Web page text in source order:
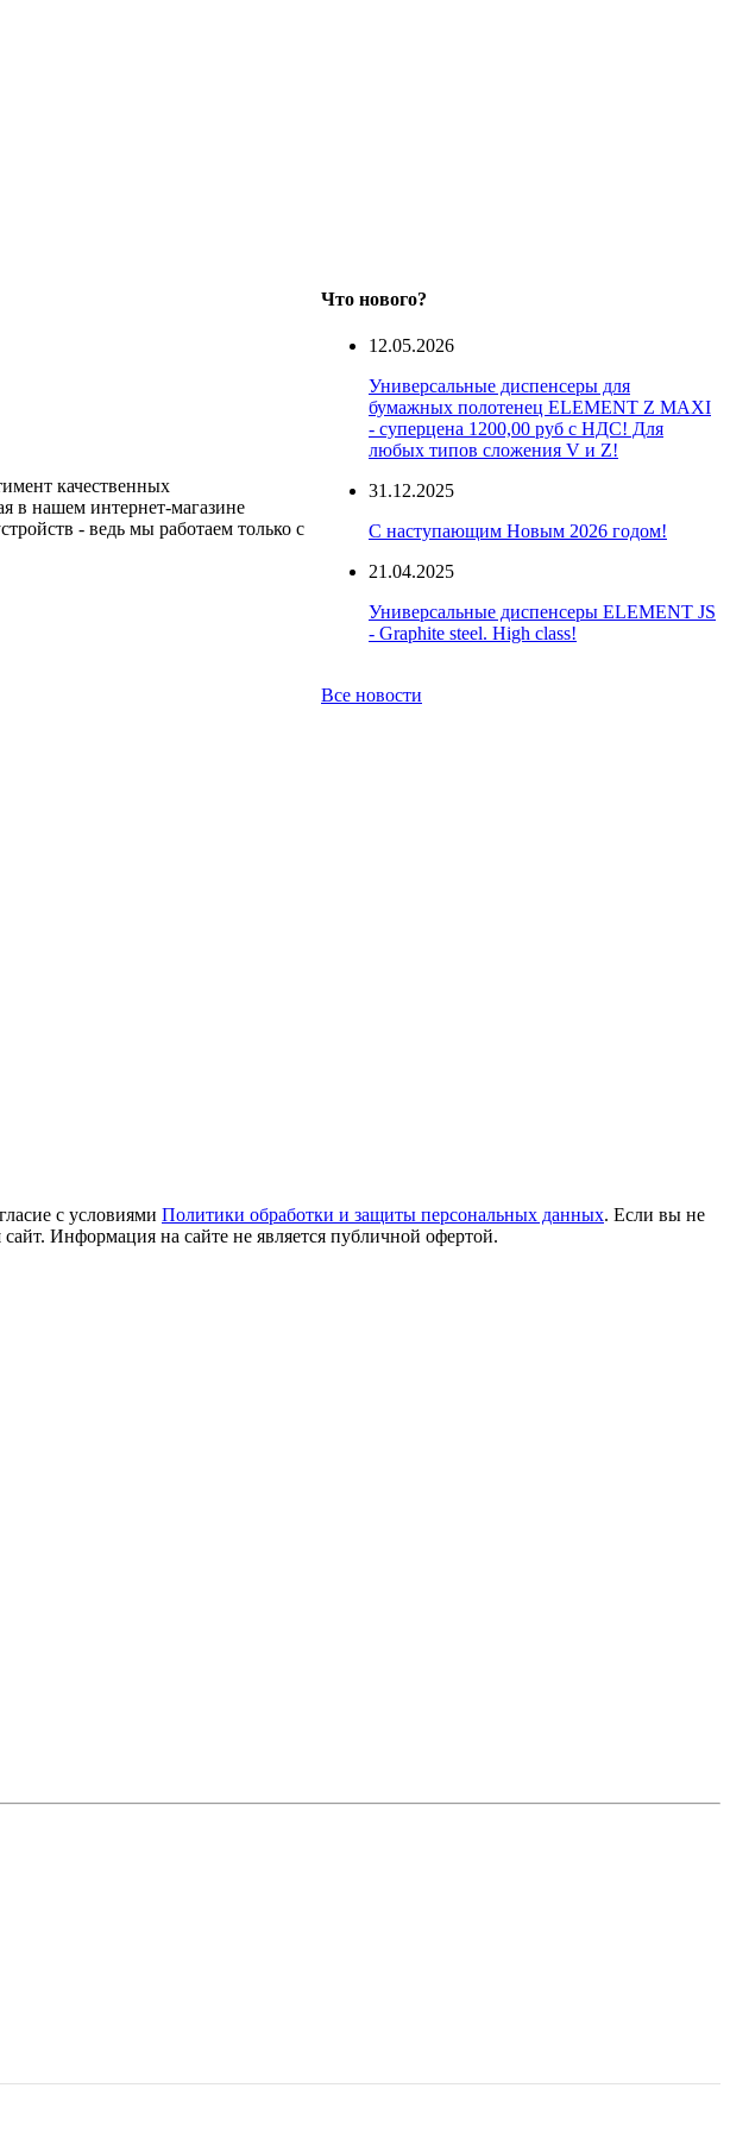
качественных
в нашем интернет-магазине
- ведь мы работаем только с
Что нового?
12.05.2026
Универсальные диспенсеры для
бумажных полотенец ELEMENT Z MAXI
- суперцена 1200,00 руб с НДС! Для
любых типов сложения V и Z!
31.12.2025
С наступающим Новым 2026 годом!
21.04.2025
Универсальные диспенсеры ELEMENT JS
- Graphite steel. High class!
Все новости
с условиями Политики обработки и защиты персональных данных. Если вы не
Информация на сайте не является публичной офертой.